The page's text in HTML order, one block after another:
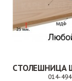
014-494